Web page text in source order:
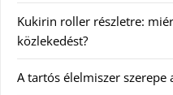
Kukirin roller részletre:
közlekedést?
A tartós élelmiszer